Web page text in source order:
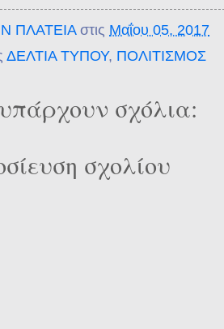
ΠΛΑΤΕΙΑ στις Μαΐου 05, 2017
ΔΕΛΤΙΑ ΤΥΠΟΥ, ΠΟΛΙΤΙΣΜΟΣ
σχόλια:
σχολίου